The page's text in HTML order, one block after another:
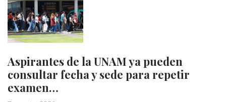
Aspirantes de la UNAM ya pueden
consultar fecha y sede para repetir
examen…